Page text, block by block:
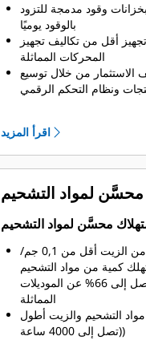
وقود مدمجة للتزود
بالوقود يوميًا
أقل من تكاليف تجهيز
المحركات المماثلة
الاستثمار من خلال توسيع
ونظام التحكم الرقمي
طويلة بين أعمال الصيانة
إدارة محسَّنة للزيت
اقرأ المزيد
محسَّن لمواد التشحيم
محسَّن لمواد التشحيم
تستهلك كمية من الزيت أقل من 0,1 جم/
كمية من مواد التشحيم
أقل بنسبة تصل إلى 66% عن الموديلات
المماثلة
مواد التشحيم والزيت أطول
(تصل إلى 4000 ساعة)